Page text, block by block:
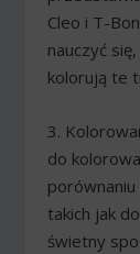
Cleo i T-
nauczyć
kolorują te
3.
do
takich jak
świetny